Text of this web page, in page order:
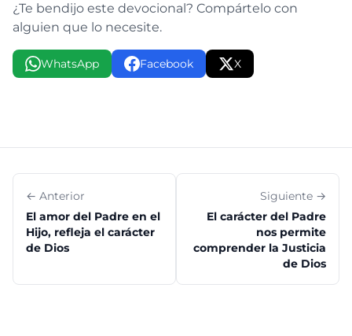
¿Te bendijo este devocional? Compártelo con
alguien que lo necesite.
WhatsApp Facebook X
← Anterior
El amor del Padre en el
Hijo, refleja el carácter
de Dios
Siguiente →
El carácter del Padre
nos permite
comprender la Justicia
de Dios